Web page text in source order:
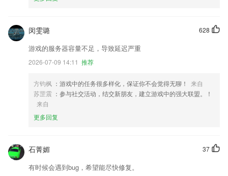
628
闵雯璐
游戏的服务器容量不足，导致延迟严重
2026-07-09 14:11 推荐
方钧枫 ：游戏中的任务很多样化，保证你不会觉得无聊！
来自
苏罡震 ：参与社交活动，结交新朋友，建立游戏中的强大联盟。！
来自
更多回复
37
石菁媚
有时候会遇到bug，希望能尽快修复。